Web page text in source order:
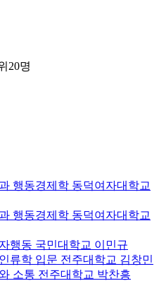
20명
행동경제학 동덕여자대학교
행동경제학 동덕여자대학교
행동 국민대학교 이민규
류학 입문 전주대학교 김창민
소통 전주대학교 박찬흥